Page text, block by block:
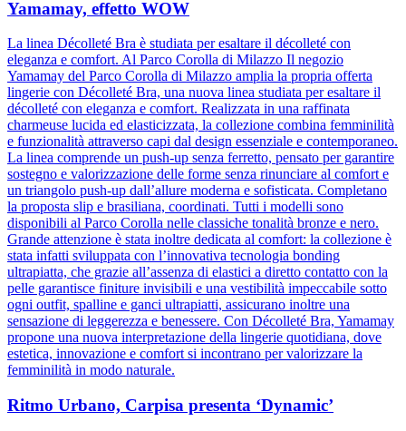
Yamamay, effetto WOW
La linea Décolleté Bra è studiata per esaltare il décolleté con
eleganza e comfort. Al Parco Corolla di Milazzo Il negozio
Yamamay del Parco Corolla di Milazzo amplia la propria offerta
lingerie con Décolleté Bra, una nuova linea studiata per esaltare il
décolleté con eleganza e comfort. Realizzata in una raffinata
charmeuse lucida ed elasticizzata, la collezione combina femminilità
e funzionalità attraverso capi dal design essenziale e contemporaneo.
La linea comprende un push-up senza ferretto, pensato per garantire
sostegno e valorizzazione delle forme senza rinunciare al comfort e
un triangolo push-up dall’allure moderna e sofisticata. Completano
la proposta slip e brasiliana, coordinati. Tutti i modelli sono
disponibili al Parco Corolla nelle classiche tonalità bronze e nero.
Grande attenzione è stata inoltre dedicata al comfort: la collezione è
stata infatti sviluppata con l’innovativa tecnologia bonding
ultrapiatta, che grazie all’assenza di elastici a diretto contatto con la
pelle garantisce finiture invisibili e una vestibilità impeccabile sotto
ogni outfit, spalline e ganci ultrapiatti, assicurano inoltre una
sensazione di leggerezza e benessere. Con Décolleté Bra, Yamamay
propone una nuova interpretazione della lingerie quotidiana, dove
estetica, innovazione e comfort si incontrano per valorizzare la
femminilità in modo naturale.
Ritmo Urbano, Carpisa presenta ‘Dynamic’